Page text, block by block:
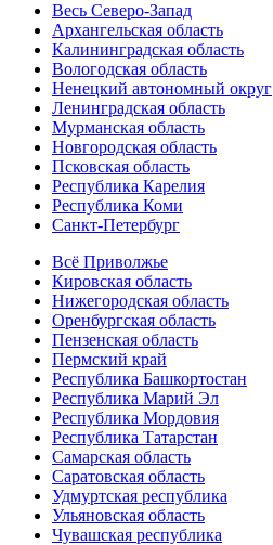
Весь Северо-Запад
Архангельская область
Калининградская область
Вологодская область
Ненецкий автономный округ
Ленинградская область
Мурманская область
Новгородская область
Псковская область
Республика Карелия
Республика Коми
Санкт-Петербург
Всё Приволжье
Кировская область
Нижегородская область
Оренбургская область
Пензенская область
Пермский край
Республика Башкортостан
Республика Марий Эл
Республика Мордовия
Республика Татарстан
Самарская область
Саратовская область
Удмуртская республика
Ульяновская область
Чувашская республика